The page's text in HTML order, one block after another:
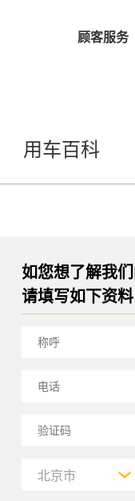
顾客服务
用车百科
如您想了解我
请填写如下资料